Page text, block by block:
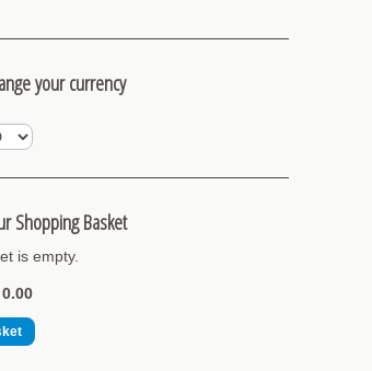
your currency
Shopping Basket
is empty.